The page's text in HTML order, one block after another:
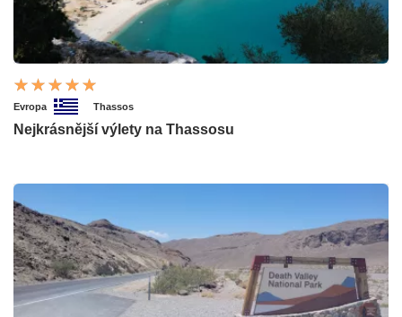
Evropa Thassos
Nejkrásnější výlety na Thassosu